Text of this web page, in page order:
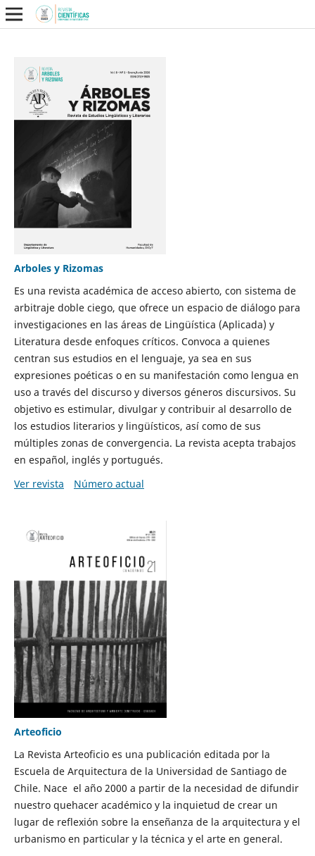
Arboles y Rizomas
Es una revista académica de acceso abierto, con sistema de
arbitraje doble ciego, que ofrece un espacio de diálogo para
investigaciones en las áreas de Lingüística (Aplicada) y
Literatura desde enfoques críticos. Convoca a quienes
centran sus estudios en el lenguaje, ya sea en sus
expresiones poéticas o en su manifestación como lengua en
uso a través del discurso y diversos géneros discursivos. Su
objetivo es estimular, divulgar y contribuir al desarrollo de
los estudios literarios y lingüísticos, así como de sus
múltiples zonas de convergencia. La revista acepta trabajos
en español, inglés y portugués.
Ver revista
Número actual
Arteoficio
La Revista Arteoficio es una publicación editada por la
Escuela de Arquitectura de la Universidad de Santiago de
Chile. Nace el año 2000 a partir de la necesidad de difundir
nuestro quehacer académico y la inquietud de crear un
lugar de reflexión sobre la enseñanza de la arquitectura y el
urbanismo en particular y la técnica y el arte en general.